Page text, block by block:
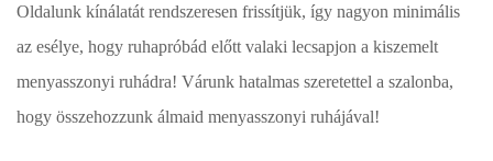
Oldalunk kínálatát rendszeresen frissítjük, így nagyon minimális
az esélye, hogy ruhapróbád előtt valaki lecsapjon a kiszemelt
menyasszonyi ruhádra! Várunk hatalmas szeretettel a szalonba,
hogy összehozzunk álmaid menyasszonyi ruhájával!